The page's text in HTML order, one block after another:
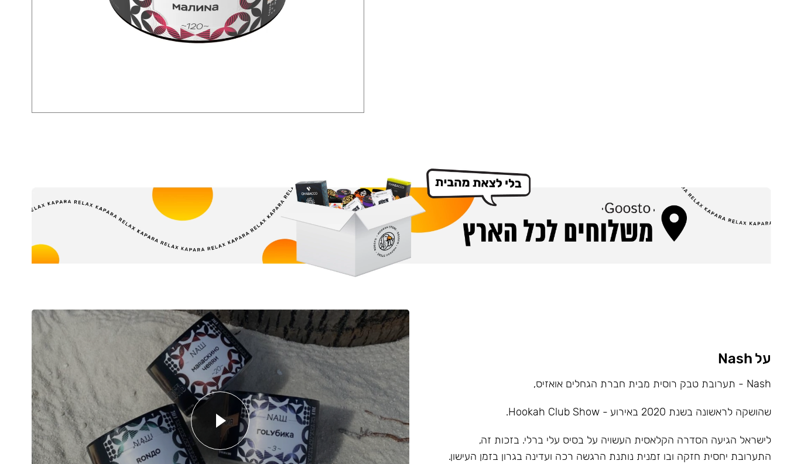
על Nash
Nash - תערובת טבק רוסית מבית חברת הגחלים אואזיס,
שהושקה לראשונה בשנת 2020 באירוע - Hookah Club Show.
לישראל הגיעה הסדרה הקלאסית העשויה על בסיס עלי ברלי. בזכות זה,
התערובת יחסית חזקה ובו זמנית נותנת הרגשה רכה ועדינה בגרון בזמן העישון.